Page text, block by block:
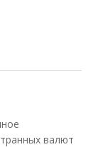
валют